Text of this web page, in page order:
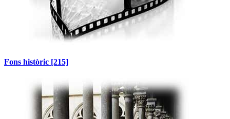
Fons històric [215]